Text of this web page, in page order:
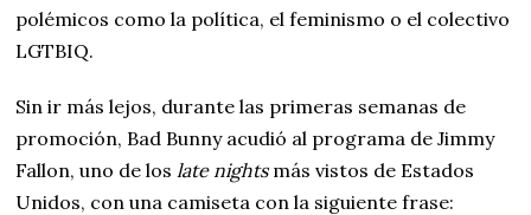
polémicos como la política, el feminismo o el colectivo
LGTBIQ.
Sin ir más lejos, durante las primeras semanas de
promoción, Bad Bunny acudió al programa de Jimmy
Fallon, uno de los late nightsmás vistos de Estados
Unidos, con una camiseta con la siguiente frase: